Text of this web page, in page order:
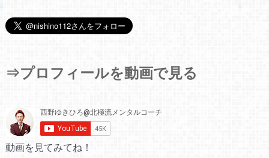
⇒プロフィールを動画で見る
動画を見てみてね！